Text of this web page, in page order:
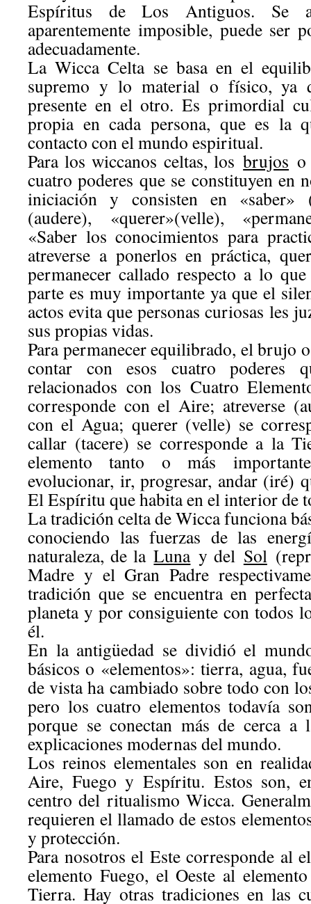
Espíritus de Los Antiguos. Se
aparentemente imposible, puede ser
adecuadamente.
La Wicca Celta se basa en el
supremo y lo material o físico, ya
presente en el otro. Es primordial
propia en cada persona, que es la
contacto con el mundo espiritual.
Para los wiccanos celtas, losbrujos
cuatro poderes que se constituyen en
iniciación y consisten en «saber»
(audere), «querer»(velle),
«Saber los conocimientos para
atreverse a ponerlos en práctica,
permanecer callado respecto a lo
parte es muy importante ya que el
actos evita que personas curiosas les
sus propias vidas.
Para permanecer equilibrado, el brujo
contar con esos cuatro poderes
relacionados con los Cuatro
corresponde con el Aire; atreverse
con el Agua; querer (velle) se
callar (tacere) se corresponde a la
elemento tanto o más
evolucionar, ir, progresar, andar (iré)
El Espíritu que habita en el interior de
La tradición celta de Wicca funciona
conociendo las fuerzas de las
naturaleza, de laLunay del Sol
Madre y el Gran Padre
tradición que se encuentra en
planeta y por consiguiente con todos
él.
En la antigüedad se dividió el
básicos o «elementos»: tierra, agua,
de vista ha cambiado sobre todo con
pero los cuatro elementos todavía
porque se conectan más de cerca a
explicaciones modernas del mundo.
Los reinos elementales son en
Aire, Fuego y Espíritu. Estos son,
centro del ritualismo Wicca.
requieren el llamado de estos
y protección.
Para nosotros el Este corresponde al
elemento Fuego, el Oeste al
Tierra. Hay otras tradiciones en las